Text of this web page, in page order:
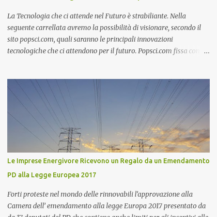
altri due Astronauti. Se volete rivivere la storica missione
dell'Apollo 11, la fondazione J.F. Kennedy ha messo a punto uno
spettacolare sit...
La Tecnologia che ci attende nel Futuro è strabiliante. Nella
seguente carrellata avremo la possibilità di visionare, secondo il
sito popsci.com, quali saranno le principali innovazioni
tecnologiche che ci attendono per il futuro. Popsci.com fissa come
Tecnologiche che vedremo saranno realizzabili, per altre dovremo
attendere qualche anno in più. Se non altro è un bellissimo modo
per fantasticare e immaginare come sarà nostro futuro. Base
Lunare Giapponese I Giapponesi come tutti sanno sono
all'avanguardia nell'innovazione tecnologica e soprattutto nella
robotica. E' in programma da parte del Giappone di costruire una
base lunare robotica studiata per i robot. Attualmente non c'è
nessun paese al Mondo al di fuori del Giappone che potrebbe
realizzare una impresa simile. Purtroppo i fatti di cronaca di
Fukushima hanno impegnato e impegneranno in ...
Le Imprese Energivore Ricevono un Regalo da un Emendamento
PD alla Legge Europea 2017
Forti proteste nel mondo delle rinnovabili l’approvazione alla
Camera dell’ emendamento alla legge Europa 2017 presentato da